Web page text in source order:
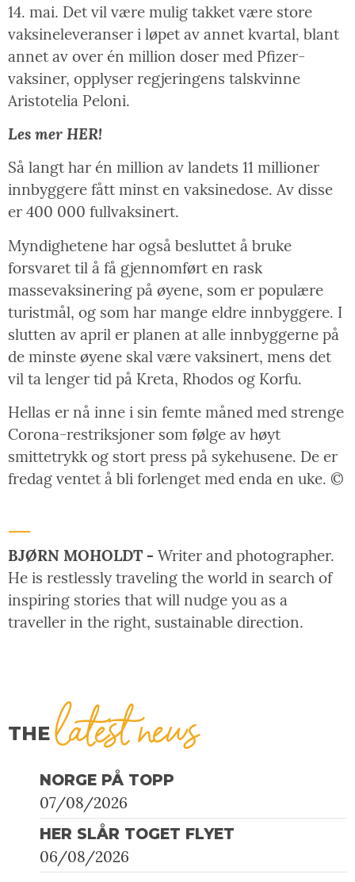
14. mai. Det vil være mulig takket være store
vaksineleveranser i løpet av annet kvartal, blant
annet av over én million doser med Pfizer-
vaksiner, opplyser regjeringens talskvinne
Aristotelia Peloni.
Les mer HER!
Så langt har én million av landets 11 millioner
innbyggere fått minst en vaksinedose. Av disse
er 400 000 fullvaksinert.
Myndighetene har også besluttet å bruke
forsvaret til å få gjennomført en rask
massevaksinering på øyene, som er populære
turistmål, og som har mange eldre innbyggere. I
slutten av april er planen at alle innbyggerne på
de minste øyene skal være vaksinert, mens det
vil ta lenger tid på Kreta, Rhodos og Korfu.
Hellas er nå inne i sin femte måned med strenge
Corona-restriksjoner som følge av høyt
smittetrykk og stort press på sykehusene. De er
fredag ventet å bli forlenget med enda en uke. ©
BJØRN MOHOLDT - Writer and photographer.
He is restlessly traveling the world in search of
inspiring stories that will nudge you as a
traveller in the right, sustainable direction.
THElatest news
NORGE PÅ TOPP
07/08/2026
HER SLÅR TOGET FLYET
06/08/2026